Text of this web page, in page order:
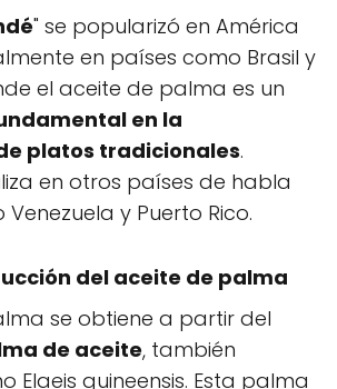
" se popularizó en América
en países como Brasil y
el aceite de palma es un
en la
platos tradicionales.
en otros países de habla
y Puerto Rico.
del aceite de palma
se obtiene a partir del
de aceite, también
Elaeis guineensis. Esta palma